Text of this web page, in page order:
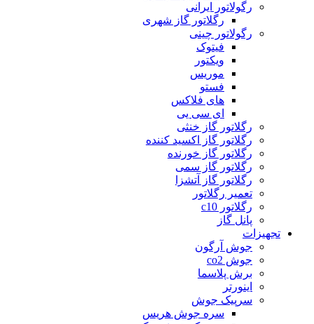
رگولاتور ایرانی
رگلاتور گاز شهری
رگولاتور چینی
فیتوک
ویکتور
موریس
فستو
های فلاکس
ای سی یی
رگلاتور گاز خنثی
رگلاتور گاز اکسید کننده
رگلاتور گاز خورنده
رگلاتور گاز سمی
رگلاتور گاز آتشزا
تعمیر رگلاتور
رگلاتور c10
پانل گاز
تجهیزات
جوش آرگون
جوش co2
برش پلاسما
اینورتر
سرپیک جوش
سره جوش هریس